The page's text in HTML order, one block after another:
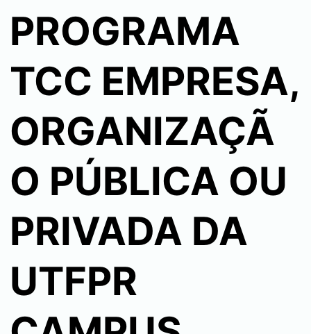
PROGRAMA
TCC EMPRESA,
ORGANIZAÇÃ
O PÚBLICA OU
PRIVADA DA
UTFPR